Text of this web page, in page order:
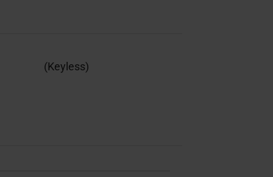
(Keyless)